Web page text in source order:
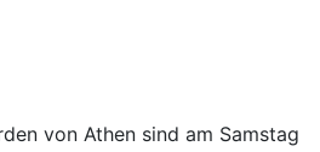
von Athen sind am Samstag